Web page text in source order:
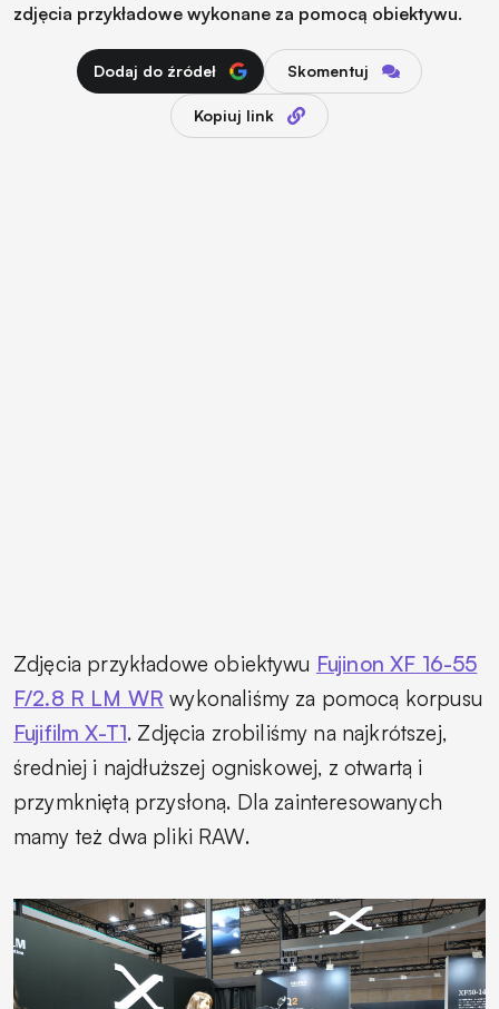
zdjęcia przykładowe wykonane za pomocą obiektywu.
Dodaj do źródeł Skomentuj
Kopiuj link
Zdjęcia przykładowe obiektywu Fujinon XF 16-55
F/2.8 R LM WR wykonaliśmy za pomocą korpusu
Fujifilm X-T1. Zdjęcia zrobiliśmy na najkrótszej,
średniej i najdłuższej ogniskowej, z otwartą i
przymkniętą przysłoną. Dla zainteresowanych
mamy też dwa pliki RAW.